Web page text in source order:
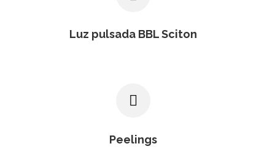
Luz pulsada BBL Sciton
Peelings